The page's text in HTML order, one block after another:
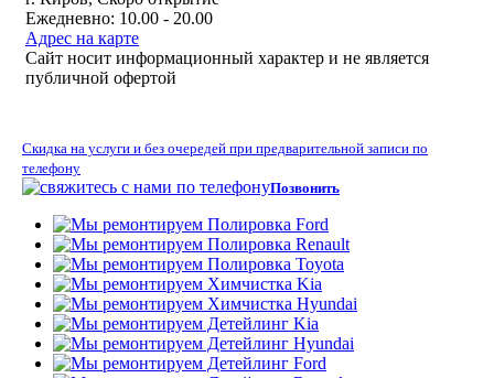
Ежедневно: 10.00 - 20.00
Адрес на карте
Сайт носит информационный характер и не является
публичной офертой
Скидка на услуги и без очередей при предварительной записи по
телефону
Позвонить